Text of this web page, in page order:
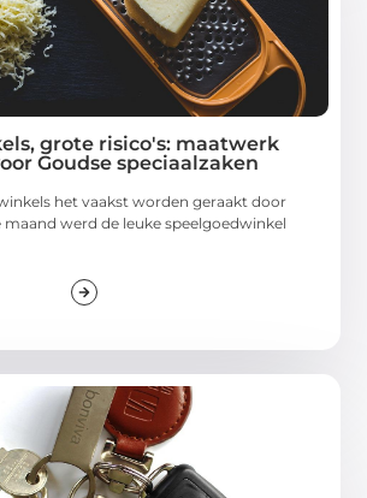
grote risico's: maatwerk
Goudse speciaalzaken
het vaakst worden geraakt door
maand werd de leuke speelgoedwinkel